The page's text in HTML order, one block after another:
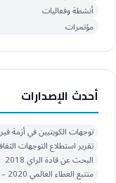
أنشطة وفعاليات
مؤتمرات
أحدث الإصدارات
توجهات الكويتيين في أزمة فيروس
تقرير استطلاع التوجهات
البحث عن قادة الراي 2018
متتبع العطاء العالمي 2020 – تقرير الأردن